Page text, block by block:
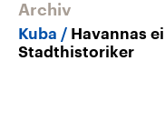
Archiv
Kuba
Havannas
Stadthistoriker